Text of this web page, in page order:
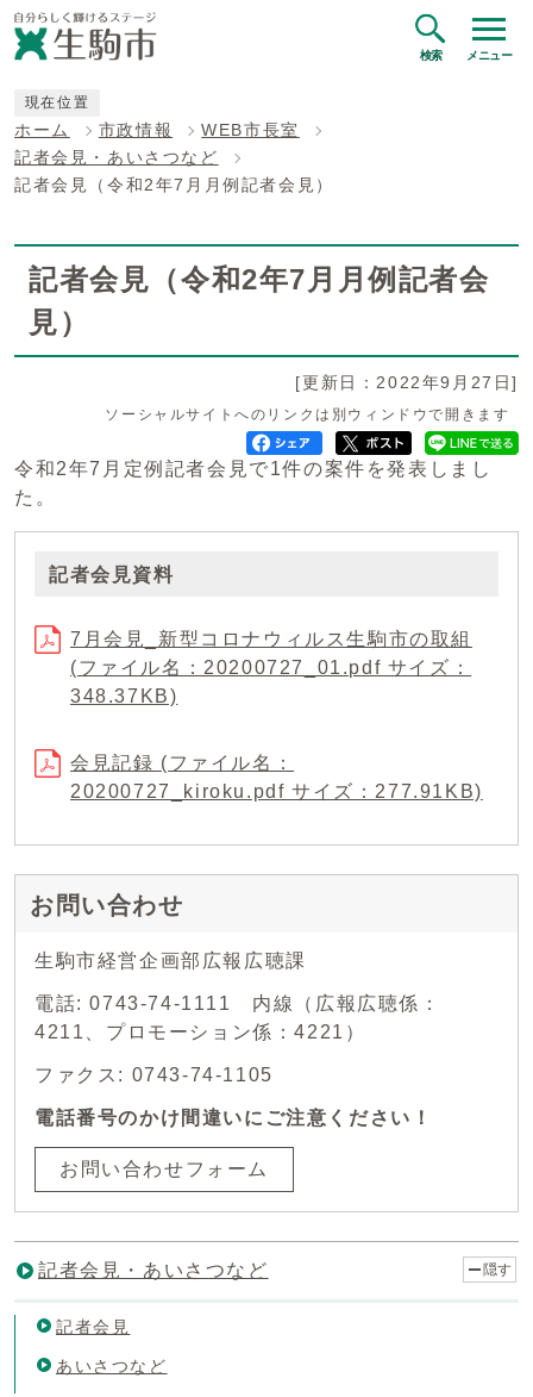
検索 メニュー
現在位置
ホーム 市政情報
WEB市長室
記者会見・あいさつなど
記者会見（令和2年7月月例記者会見）
記者会見（令和2年7月月例記者会
見）
[更新日：2022年9月27日]
ソーシャルサイトへのリンクは別ウィンドウで開きます
令和2年7月定例記者会見で1件の案件を発表しまし
た。
記者会見資料
7月会見_新型コロナウィルス生駒市の取組
(ファイル名：20200727_01.pdf サイズ：
348.37KB)
会見記録 (ファイル名：
20200727_kiroku.pdf サイズ：277.91KB)
お問い合わせ
生駒市経営企画部広報広聴課
電話: 0743-74-1111 内線（広報広聴係：
4211、プロモーション係：4221）
ファクス: 0743-74-1105
電話番号のかけ間違いにご注意ください！
お問い合わせフォーム
記者会見・あいさつなど 隠す
記者会見
あいさつなど